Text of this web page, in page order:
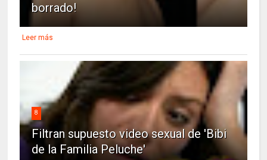
borrado!
Leer más
8
Filtran supuesto video sexual de 'Bibi
de la Familia Peluche'